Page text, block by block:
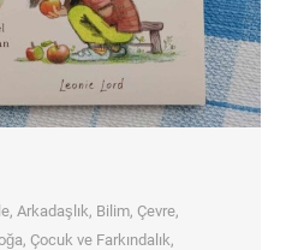
, Arkadaşlık, Bilim, Çevre,
, Çocuk ve Farkındalık,